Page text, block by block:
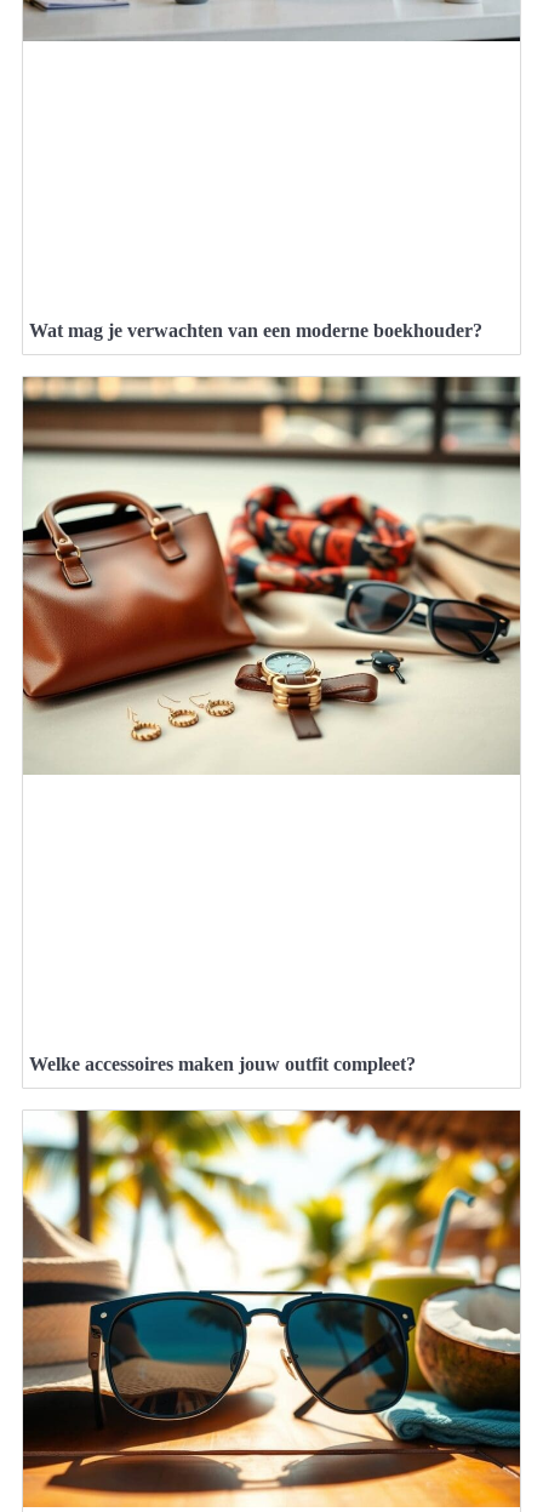
Wat mag je verwachten van een moderne boekhouder?
Welke accessoires maken jouw outfit compleet?